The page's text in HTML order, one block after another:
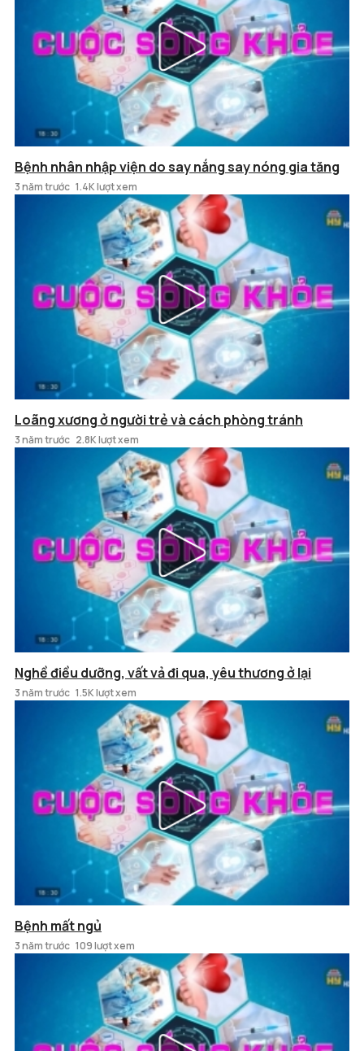
Bệnh nhân nhập viện do say nắng say nóng gia tăng
3 năm trước 1.4K lượt xem
Loãng xương ở người trẻ và cách phòng tránh
3 năm trước 2.8K lượt xem
Nghề điều dưỡng, vất vả đi qua, yêu thương ở lại
3 năm trước 1.5K lượt xem
Bệnh mất ngủ
3 năm trước 109 lượt xem